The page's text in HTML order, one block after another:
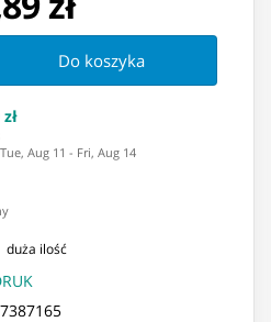
Do koszyka
Tue, Aug 11 - Fri, Aug 14
duża ilość